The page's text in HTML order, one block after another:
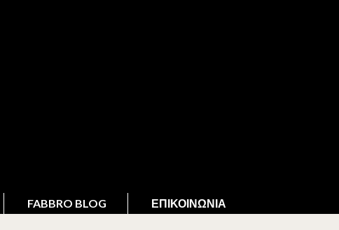
FABBRO BLOG ΕΠΙΚΟΙΝΩΝΊΑ